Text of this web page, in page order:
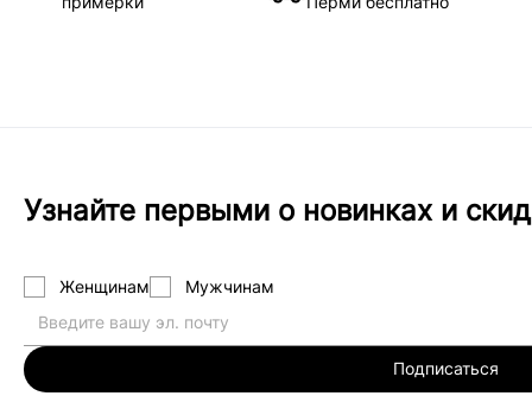
Узнайте первыми о новинках и
Женщинам Мужчинам
Подписаться